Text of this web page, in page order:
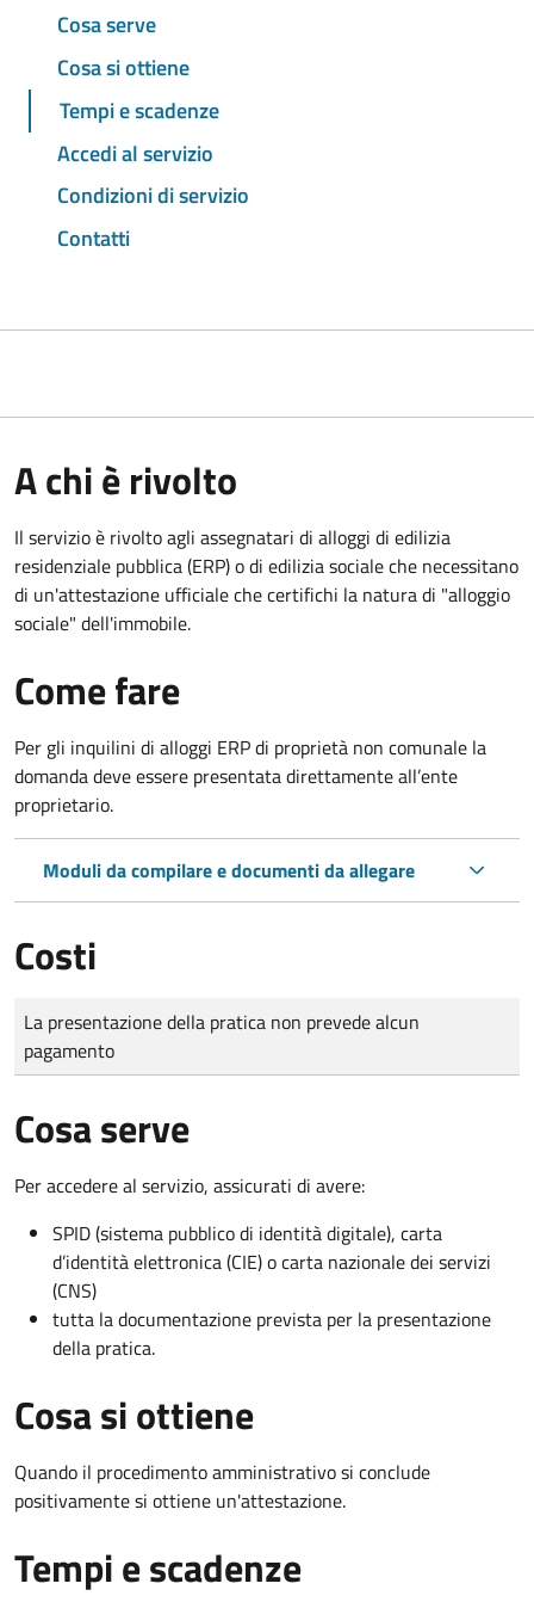
Cosa serve
Cosa si ottiene
Tempi e scadenze
Accedi al servizio
Condizioni di servizio
Contatti
A chi è rivolto
Il servizio è rivolto agli assegnatari di alloggi di edilizia
residenziale pubblica (ERP) o di edilizia sociale che necessitano
di un'attestazione ufficiale che certifichi la natura di "alloggio
sociale" dell'immobile.
Come fare
Per gli inquilini di alloggi ERP di proprietà non comunale la
domanda deve essere presentata direttamente all’ente
proprietario.
Moduli da compilare e documenti da allegare
Costi
Tipo di pagamento
Importo
La presentazione della pratica non prevede alcun
pagamento
Cosa serve
Per accedere al servizio, assicurati di avere:
SPID (sistema pubblico di identità digitale), carta
d’identità elettronica (CIE) o carta nazionale dei servizi
(CNS)
tutta la documentazione prevista per la presentazione
della pratica.
Cosa si ottiene
Quando il procedimento amministrativo si conclude
positivamente si ottiene un'attestazione.
Tempi e scadenze